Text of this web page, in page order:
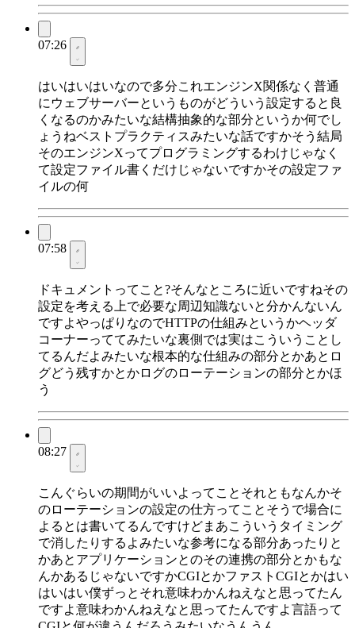
07:26
はいはいはいなので多分これエンジンX関係なく普通
にウェブサーバーというものがどういう設定すると良
くなるのかみたいな結構抽象的な部分というか何でし
ょうねベストプラクティスみたいな話ですかそう結局
そのエンジンXってプログラミングするわけじゃなく
て設定ファイル書くだけじゃないですかその設定ファ
イルの何
07:58
ドキュメントってこと?そんなところに近いですねその
設定を考える上で必要な周辺知識ないと分かんないん
ですよやっぱりなのでHTTPの仕組みというかヘッダ
コーナーっててみたいな裏側では実はこういうことし
てるんだよみたいな根本的な仕組みの部分とかあとロ
グどう残すかとかログのローテーションの部分とかほ
う
08:27
こんぐらいの期間がいいよってことそれともなんかそ
のローテーションの設定の仕方ってことそうで場合に
よるとは書いてるんですけどまあこういうタイミング
で消したりするよみたいな参考になる部分あったりと
かあとアプリケーションとのその連携の部分とかもな
んかあるじゃないですかCGIとかファストCGIとかはい
はいはい僕ずっとそれ意味わかんねえなと思ってたん
ですよ意味わかんねえなと思ってたんですよ言語って